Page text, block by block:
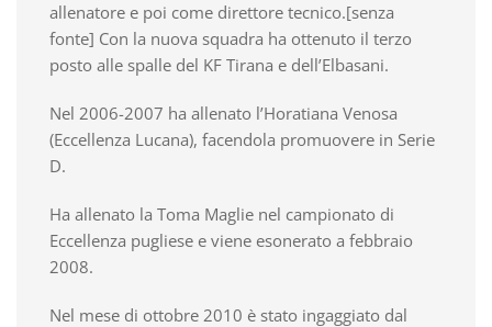
allenatore e poi come direttore tecnico.[senza
fonte] Con la nuova squadra ha ottenuto il terzo
posto alle spalle del KF Tirana e dell’Elbasani.
Nel 2006-2007 ha allenato l’Horatiana Venosa
(Eccellenza Lucana), facendola promuovere in Serie
D.
Ha allenato la Toma Maglie nel campionato di
Eccellenza pugliese e viene esonerato a febbraio
2008.
Nel mese di ottobre 2010 è stato ingaggiato dal